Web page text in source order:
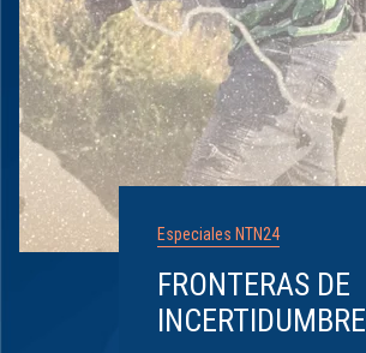
Especiales NTN24
FRONTERAS DE
INCERTIDUMBRE